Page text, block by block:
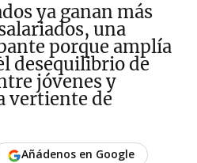
ya ganan más
una
porque amplía
desequilibrio de
jóvenes y
vertiente de
Añádenos en Google